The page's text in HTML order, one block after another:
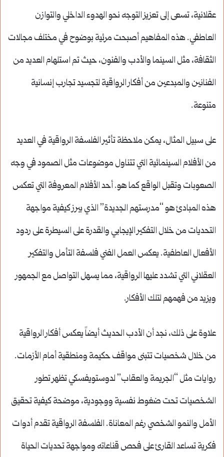
عقلانية، تسعى إلى تعزيز التوجه نحو الهدوء الداخلي والتوازن
العاطفي. هذه المفاهيم أصبحت مرئية بوضوح في مختلف مجالات
الثقافة، مثل السينما والأدب والفنون، حيث تم استلهام العديد من
الفنانين والمبدعين من أفكار الرواقية لتجسيد تجارب إنسانية
متنوعة.
على سبيل المثال، يمكن ملاحظة تأثير الفلسفة الرواقية في العديد
من الأفلام السينمائية التي تتناول موضوعات مثل الصمود في وجه
الصعوبات وتقبل الواقع كما هو. أحد الأفلام المعروفة التي تعكس
هذه المبادئ هو “مدرستهم الجديدة” الذي يبرز كيفية مواجهة
التحديات من خلال التفكير الإيجابي والقدرة على السيطرة على ردود
الأفعال العاطفية. يعكس العمل الفني فلسفة التأمل والتفكير
العقلاني التي تشدد عليها الرواقية، مما يسهل التواصل مع الجمهور
ويزيد من فهمهم لتلك الأفكار.
علاوة على ذلك، نجد أن الأدب الحديث أيضاً يعكس أفكار الرواقية
من خلال شخصيات تتبنى مواقف حكيمة ومنطقية أمام الأزمات.
روايات مثل “الجريمة والعقاب” لدوستويفسكي تظهر تطور
الشخصيات تحت ضغوط نفسية ووجودية، موضحة كيفية تحقيق
الأمل والنمو الشخصي رغم المعاناة. الفلسفة الرواقية تقدم أدوات
فكرية تساعد القارئ على فحص قناعاته ومواجهة تحديات الحياة